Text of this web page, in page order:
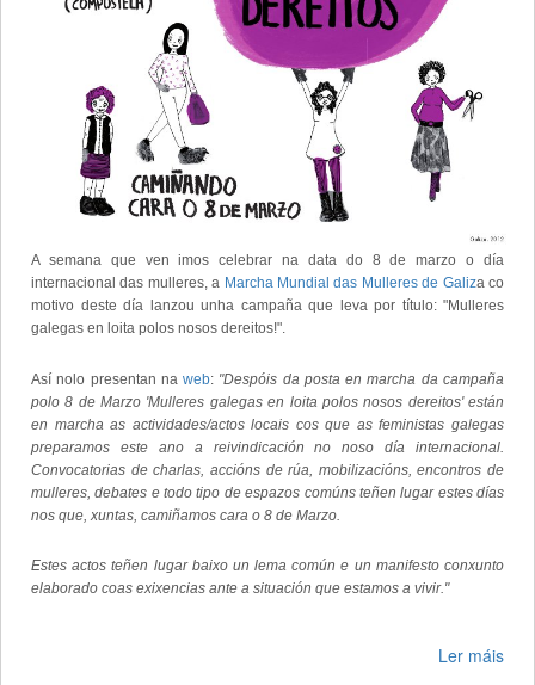
A semana que ven imos celebrar na data do 8 de marzo o día
internacional das mulleres, a Marcha Mundial das Mulleres de Galiza co
motivo deste día lanzou unha campaña que leva por título: "Mulleres
galegas en loita polos nosos dereitos!".
Así nolo presentan naweb: "Despóis da posta en marcha da campaña
polo 8 de Marzo 'Mulleres galegas en loita polos nosos dereitos' están
en marcha as actividades/actos locais cos que as feministas galegas
preparamos este ano a reivindicación no noso día internacional.
Convocatorias de charlas, accións de rúa, mobilizacións, encontros de
mulleres, debates e todo tipo de espazos comúns teñen lugar estes días
nos que, xuntas, camiñamos cara o 8 de Marzo.
Estes actos teñen lugar baixo un lema común e un manifesto conxunto
elaborado coas exixencias ante a situación que estamos a vivir."
Ler máis